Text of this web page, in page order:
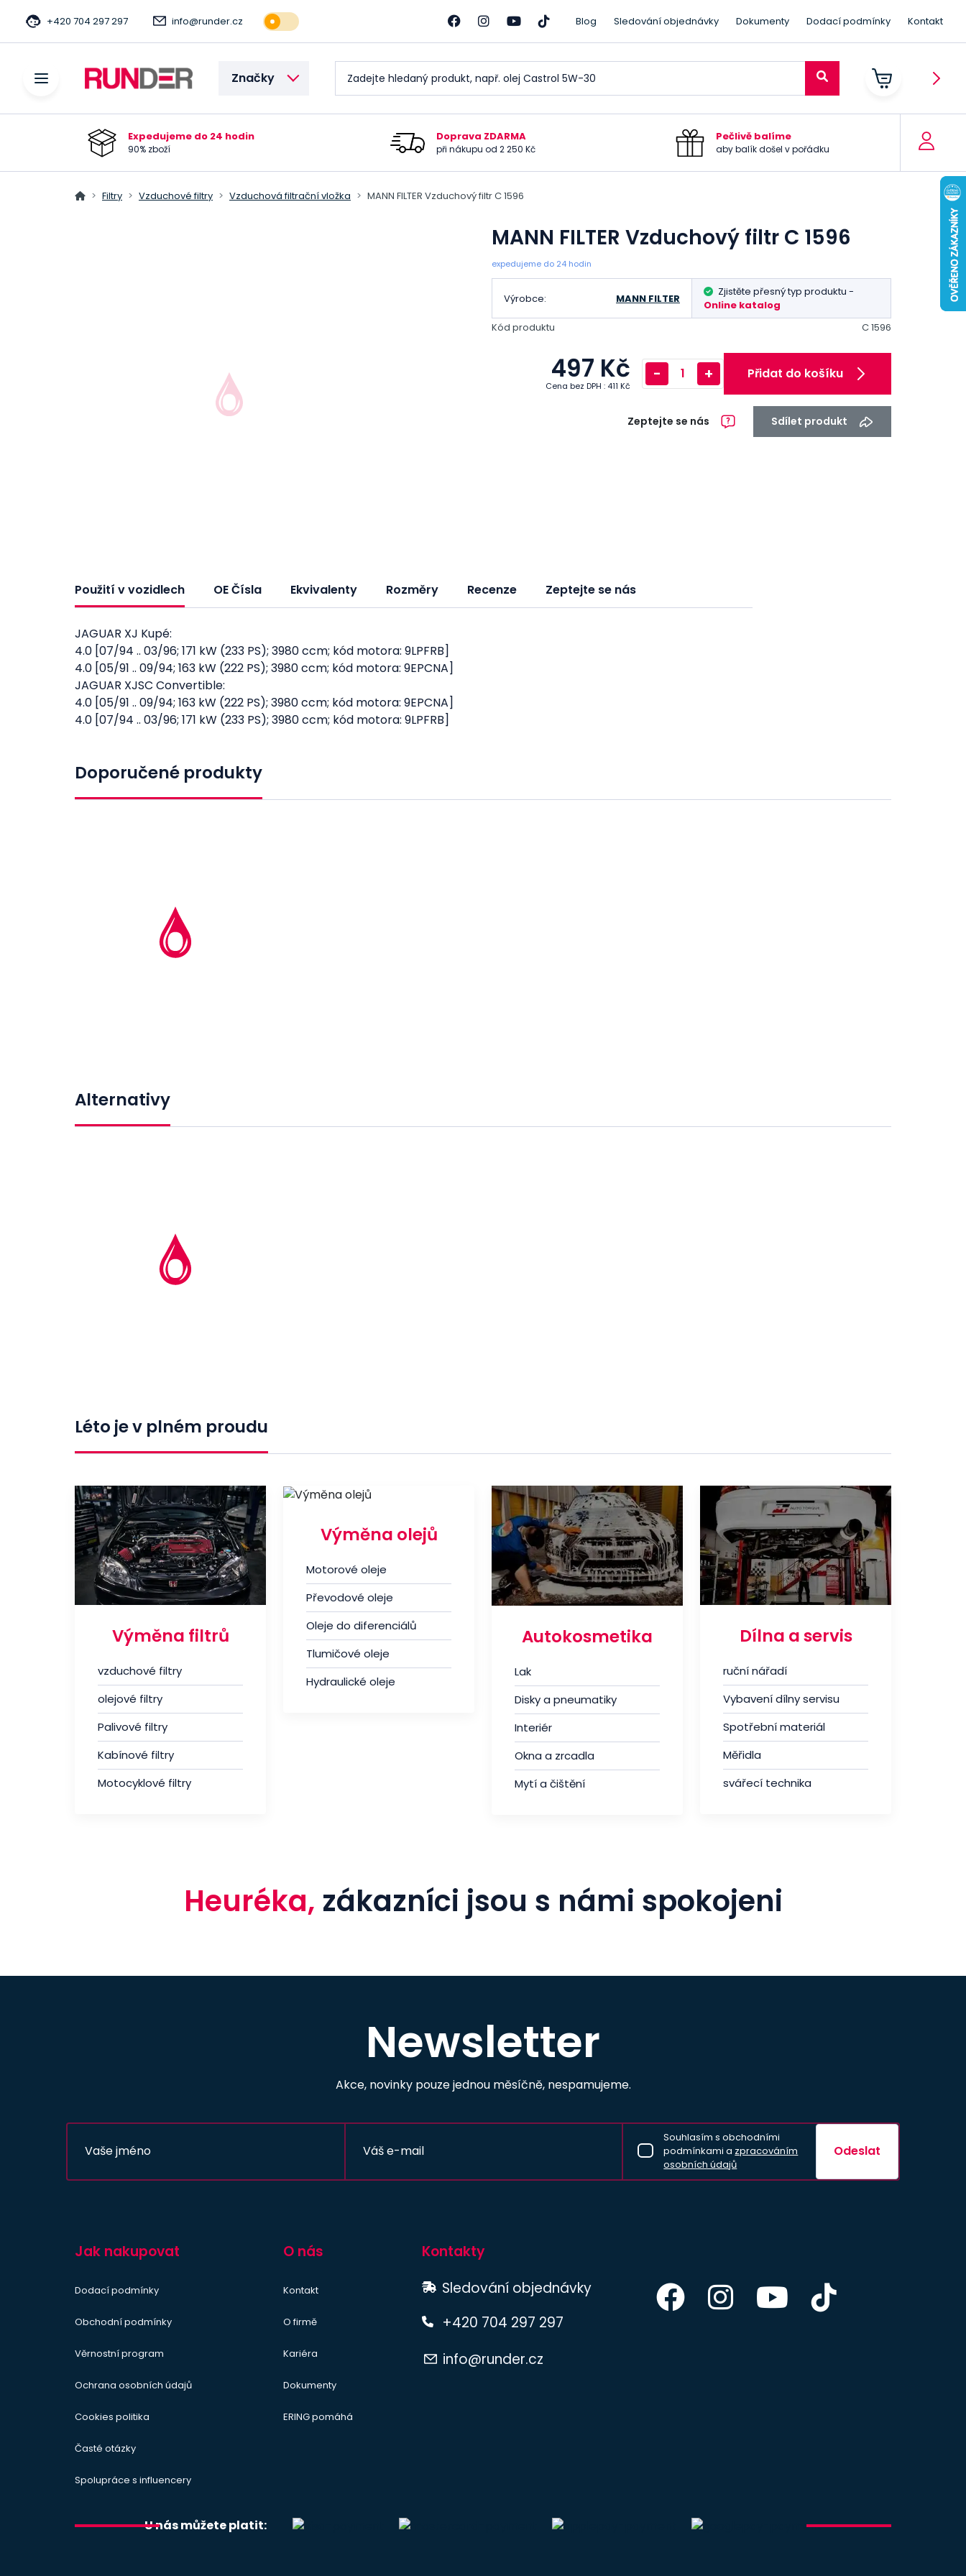
+420 704 297 297 info@runder.cz Blog Sledování objednávky Dokumenty Dodací podmínky Kontakt
Značky
Expedujeme do 24 hodin
90% zboží
Doprava ZDARMA
při nákupu od 2 250 Kč
Pečlivě balíme
aby balík došel v pořádku
Filtry Vzduchové filtry Vzduchová filtrační vložka MANN FILTER Vzduchový filtr C 1596
MANN FILTER Vzduchový filtr C 1596
expedujeme do 24 hodin
Výrobce: MANN FILTER
Zjistěte přesný typ produktu -
Online katalog
Kód produktu
C 1596
497 Kč
Cena bez DPH : 411 Kč
- + Přidat do košíku
Zeptejte se nás Sdílet produkt
Použití v vozidlech OE Čísla Ekvivalenty Rozměry Recenze Zeptejte se nás
JAGUAR XJ Kupé:
4.0 [07/94 .. 03/96; 171 kW (233 PS); 3980 ccm; kód motora: 9LPFRB]
4.0 [05/91 .. 09/94; 163 kW (222 PS); 3980 ccm; kód motora: 9EPCNA]
JAGUAR XJSC Convertible:
4.0 [05/91 .. 09/94; 163 kW (222 PS); 3980 ccm; kód motora: 9EPCNA]
4.0 [07/94 .. 03/96; 171 kW (233 PS); 3980 ccm; kód motora: 9LPFRB]
Doporučené produkty
Alternativy
Léto je v plném proudu
Výměna filtrů
vzduchové filtry
olejové filtry
Palivové filtry
Kabínové filtry
Motocyklové filtry
Výměna olejů
Motorové oleje
Převodové oleje
Oleje do diferenciálů
Tlumičové oleje
Hydraulické oleje
Autokosmetika
Lak
Disky a pneumatiky
Interiér
Okna a zrcadla
Mytí a čištění
Dílna a servis
ruční nářadí
Vybavení dílny servisu
Spotřební materiál
Měřidla
svářecí technika
Heuréka, zákazníci jsou s námi spokojeni
Newsletter
Akce, novinky pouze jednou měsíčně, nespamujeme.
Souhlasím s obchodními
podmínkami a zpracováním
osobních údajů
Odeslat
Jak nakupovat
Dodací podmínky
Obchodní podmínky
Věrnostní program
Ochrana osobních údajů
Cookies politika
Časté otázky
Spolupráce s influencery
O nás
Kontakt
O firmě
Kariéra
Dokumenty
ERING pomáhá
Kontakty
Sledování objednávky
+420 704 297 297
info@runder.cz
U nás můžete platit: